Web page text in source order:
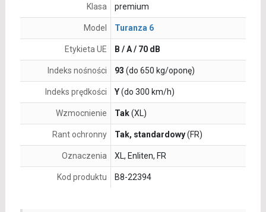
Klasa premium
Model Turanza 6
Etykieta UE B / A / 70 dB
Indeks nośności 93 (do 650 kg/oponę)
Indeks prędkości Y(do 300 km/h)
Wzmocnienie Tak(XL)
Rant ochronny Tak, standardowy(FR)
Oznaczenia XL, Enliten, FR
Kod produktu B8-22394